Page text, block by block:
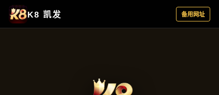
新闻视窗